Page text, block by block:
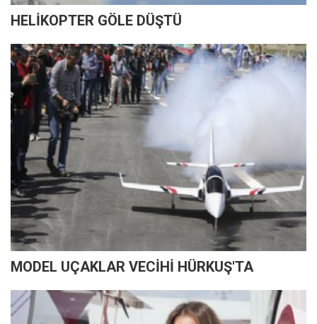
HELİKOPTER GÖLE DÜŞTÜ
MODEL UÇAKLAR VECİHİ HÜRKUŞ'TA